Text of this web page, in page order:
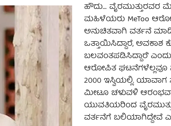
ಹೌದು… ವೈರಮುತ್ತುರವರ
ಮಹಿಳೆಯರು MeToo
ಅನುಚಿತವಾಗಿ ವರ್ತನೆ
ಒತ್ತಾಯಿಸಿದ್ದಾರೆ, ಅವಕಾಶ
ಬಲವಂತಪಡಿಸಿದ್ದಾರೆ’
ಆರೋಪಿತ ಘಟನೆಗಳೆಲ್ಲವೂ
2000 ಇಸ್ವಿಯಲ್ಲಿ.
ಮೀಟೂ ಚಳುವಳಿ
ಯುವತಿಯರಿಂದ
ವರ್ತನೆಗೆ ಬಲಿಯಾಗಿದ್ದೇವೆ